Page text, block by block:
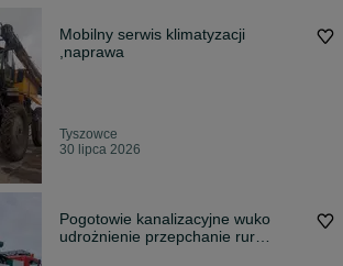
Mobilny serwis klimatyzacji
,naprawa
Tyszowce
30 lipca 2026
Pogotowie kanalizacyjne wuko
udrożnienie przepchanie rur